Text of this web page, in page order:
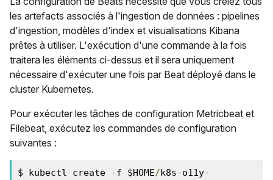
les artefacts associés à l'ingestion de données : pipelines
d'ingestion, modèles d'index et visualisations Kibana
prêtes à utiliser. L'exécution d'une commande à la fois
traitera les éléments ci-dessus et il sera uniquement
nécessaire d'exécuter une fois par Beat déployé dans le
cluster Kubernetes.
Pour exécuter les tâches de configuration Metricbeat et
Filebeat, exécutez les commandes de configuration
suivantes :
$ kubectl create -f $HOME/k8s-o11y-